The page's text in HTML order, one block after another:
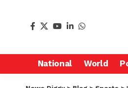
National World